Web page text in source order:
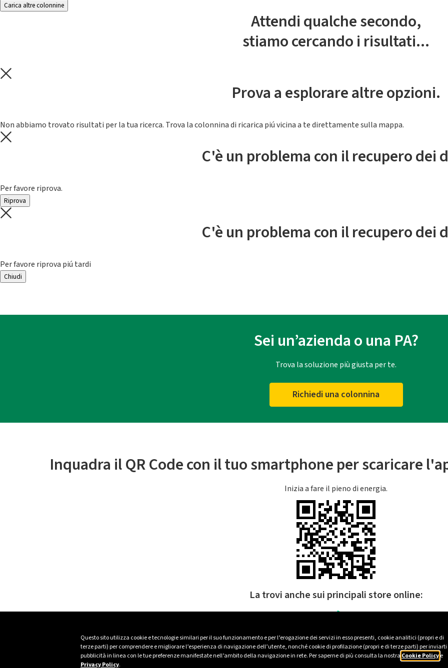
Questo sito utilizza cookie e tecnologie similari per il suo funzionamento e per l’erogazione dei servizi in esso presenti, cookie analitici (propri e di
terze parti) per comprendere e migliorare l’esperienza di navigazione dell’utente, nonché cookie di profilazione (propri e di terze parti) per inviarti
pubblicità in linea con le tue preferenze manifestate nell’ambito della navigazione in rete. Per saperne di più consulta la nostra Cookie Policye
Privacy Policy.
Carica altre colonnine
Attendi qualche secondo,
stiamo cercando i risultati...
Prova a esplorare altre opzioni.
Non abbiamo trovato risultati per la tua ricerca. Trova la colonnina di ricarica piú vicina a te direttamente sulla mappa.
C'è un problema con il recupero dei
Per favore riprova.
Riprova
C'è un problema con il recupero dei
Per favore riprova piú tardi
Chiudi
Sei un’azienda o una PA?
Trova la soluzione più giusta per te.
Richiedi una colonnina
Inquadra il QR Code con il tuo smartphone per scaricare
Inizia a fare il pieno di energia.
La trovi anche sui principali store online: